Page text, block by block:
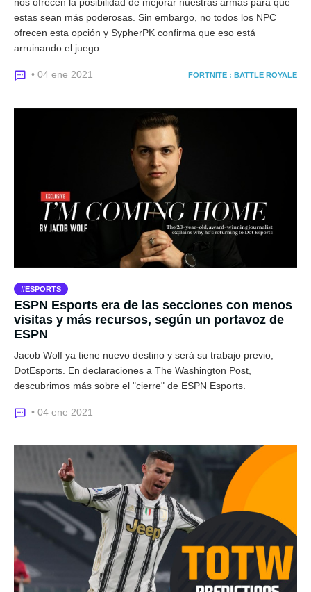
estas sean más poderosas. Sin embargo, no todos los NPC
ofrecen esta opción y SypherPK confirma que eso está
arruinando el juego.
• 04 ene 2021 FORTNITE : BATTLE ROYALE
ESPORTS
ESPN Esports era de las secciones con menos
visitas y más recursos, según un portavoz de
ESPN
Jacob Wolf ya tiene nuevo destino y será su trabajo previo,
DotEsports. En declaraciones a The Washington Post,
descubrimos más sobre el "cierre" de ESPN Esports.
• 04 ene 2021